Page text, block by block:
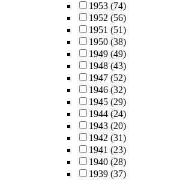
1953 (74)
1952 (56)
1951 (51)
1950 (38)
1949 (49)
1948 (43)
1947 (52)
1946 (32)
1945 (29)
1944 (24)
1943 (20)
1942 (31)
1941 (23)
1940 (28)
1939 (37)